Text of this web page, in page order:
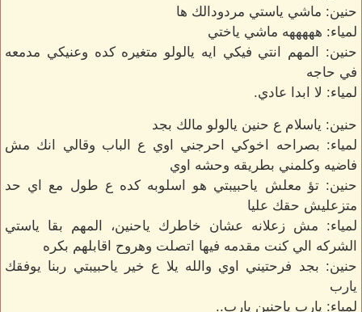
حنين: ماشي ياستي مردودالك ها
لمياء: هههههه ماشي ياختي
حنين: المهم انتي فيكي ايه يالولو متغيره كده وعنيكي مدمعه
في حاجه
لمياء: لا ابدا عادي.
حنين: ياسلام ع حنين يالولو مالك بجد
لمياء: بصراحه اخوكي احرجني اوي ع الباب وقالي انك مش
فاضيه وكلمني بطريقه وحشه اوي
حنين: تؤ معلش ياحبيبتي هو اسلوبه كده ع طول مع اي حد
متزعليش حقك عليا
لمياء: مش زعلانه عشان خاطرك ياحنين، المهم بقا ياستي
الشركه الي كنت مقدمه فيها اتصلت وهروح اقابلهم بكره
حنين: بجد فرحتيني اوي والله يلا ع خير ياحبيبتي ربنا يوفقك
يارب
لمياء: يارب ياحنين يارب..